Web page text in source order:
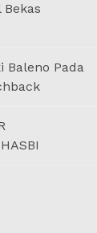
Baleno Pada